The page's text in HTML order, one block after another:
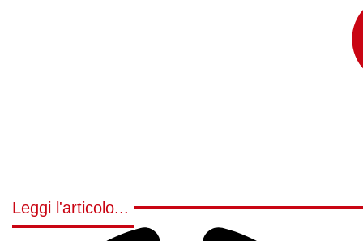
Leggi l'articolo...